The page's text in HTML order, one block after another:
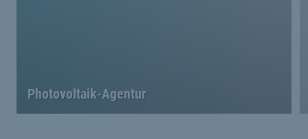
Photovoltaik-Agentur